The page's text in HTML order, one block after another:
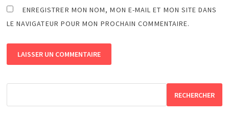
ENREGISTRER MON NOM, MON E-MAIL ET MON SITE DANS
LE NAVIGATEUR POUR MON PROCHAIN COMMENTAIRE.
RECHERCHER